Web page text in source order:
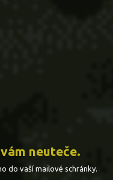
neuteče.
do vaší mailové schránky.